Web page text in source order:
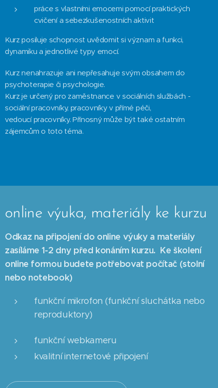
práce s vlastními emocemi pomocí praktických
cvičení a sebezkušenostních aktivit
Kurz posiluje schopnost uvědomit si význam a funkci,
dynamiku a jednotlivé typy emocí.
Kurz nenahrazuje ani nepřesahuje svým obsahem do
psychoterapie či psychologie.
Kurz je určený pro zaměstnance v sociálních službách -
sociální pracovníky, pracovníky v přímé péči,
vedoucí pracovníky. Přínosný může být také ostatním
zájemcům o toto téma.
online výuka, materiály ke kurzu
Odkaz na připojení do online výuky a materiály
zasíláme 1-2 dny před konáním kurzu. Ke školení
online formou budete potřebovat počítač (stolní
nebo notebook)
funkční mikrofon (funkční sluchátka nebo
reproduktory)
funkční webkameru
kvalitní internetové připojení